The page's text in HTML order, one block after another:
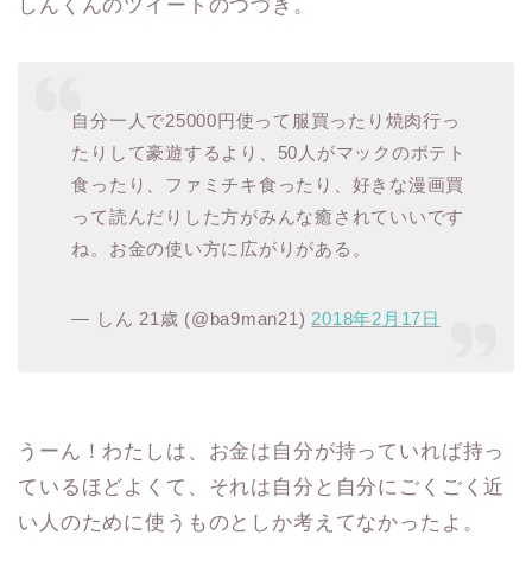
しんくんのツイートのつづき。
自分一人で25000円使って服買ったり焼肉行っ
たりして豪遊するより、50人がマックのポテト
食ったり、ファミチキ食ったり、好きな漫画買
って読んだりした方がみんな癒されていいです
ね。お金の使い方に広がりがある。
— しん 21歳 (@ba9man21) 2018年2月17日
うーん！わたしは、お金は自分が持っていれば持っ
ているほどよくて、それは自分と自分にごくごく近
い人のために使うものとしか考えてなかったよ。